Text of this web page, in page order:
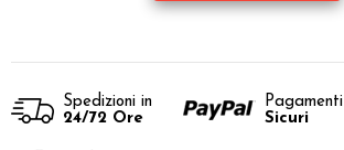
Spedizioni in
24/72 Ore
Pagamenti
Sicuri